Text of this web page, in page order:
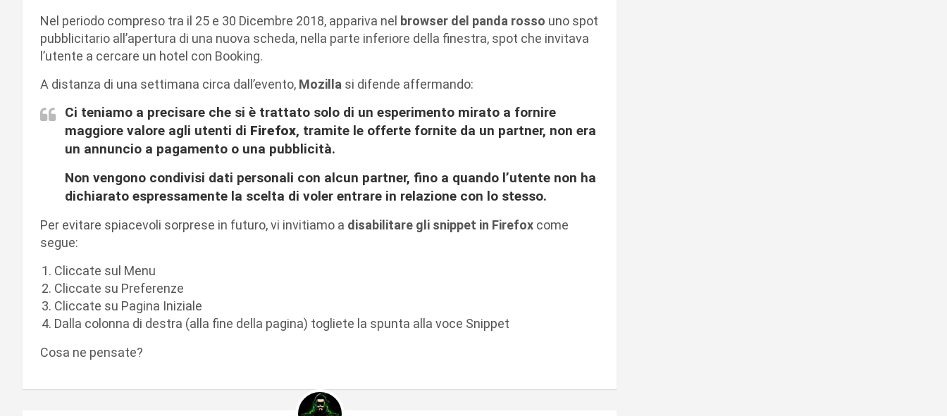
Nel periodo compreso tra il 25 e 30 Dicembre 2018, appariva nel browser del panda rosso uno spot
pubblicitario all’apertura di una nuova scheda, nella parte inferiore della finestra, spot che invitava
l’utente a cercare un hotel con Booking.
A distanza di una settimana circa dall’evento, Mozilla si difende affermando:
Ci teniamo a precisare che si è trattato solo di un esperimento mirato a fornire
maggiore valore agli utenti di Firefox, tramite le offerte fornite da un partner, non era
un annuncio a pagamento o una pubblicità.
Non vengono condivisi dati personali con alcun partner, fino a quando l’utente non ha
dichiarato espressamente la scelta di voler entrare in relazione con lo stesso.
Per evitare spiacevoli sorprese in futuro, vi invitiamo a disabilitare gli snippet in Firefox come
segue:
Cliccate sul Menu
Cliccate su Preferenze
Cliccate su Pagina Iniziale
Dalla colonna di destra (alla fine della pagina) togliete la spunta alla voce Snippet
Cosa ne pensate?